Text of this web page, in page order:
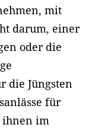
mit
darum, einer
oder die
die Jüngsten
für
ihnen im